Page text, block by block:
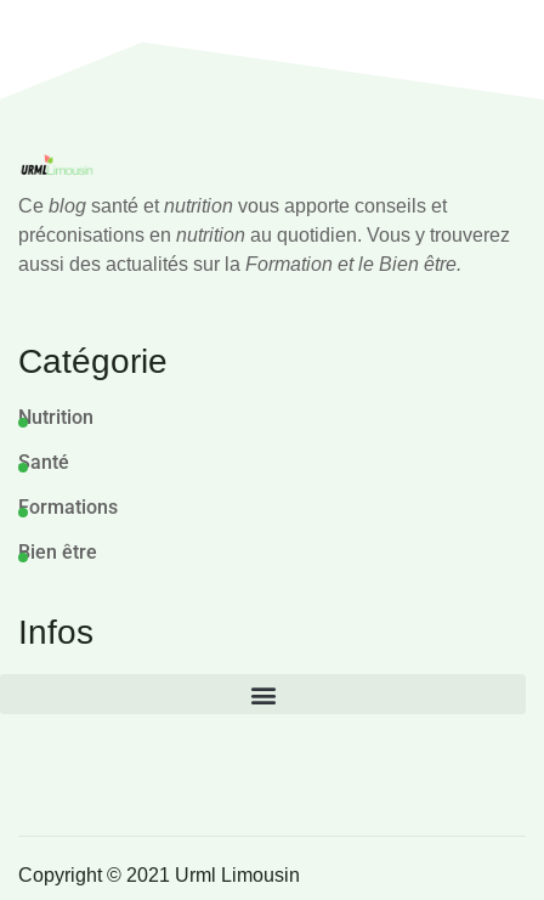
Ce blog santé etnutrition vous apporte conseils et
préconisations en nutrition au quotidien. Vous y trouverez
aussi des actualités sur la Formation et le Bien être.
Catégorie
Nutrition
Santé
Formations
Bien être
Infos
Copyright © 2021 Urml Limousin